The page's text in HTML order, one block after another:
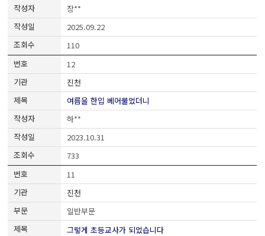
장**
2025.09.22
110
12
진천
여름을 한입 베어물었더니
하**
2023.10.31
733
11
진천
일반부문
그렇게 초등교사가 되었습니다